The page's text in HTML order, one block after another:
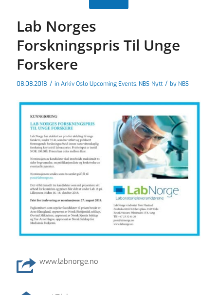
Lab Norges
Forskningspris Til Unge
Forskere
08.08.2018 / inArkiv Oslo Upcoming Events, NBS-Nytt / by NBS
www.labnorge.no